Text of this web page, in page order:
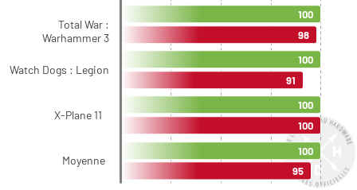
Total War :
Warhammer 3
Watch Dogs : Legion
X-Plane 11
Moyenne
100
100
100
100
98
91
100
95